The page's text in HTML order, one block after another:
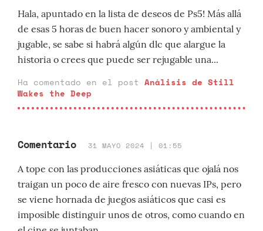
Hala, apuntado en la lista de deseos de Ps5! Más allá
de esas 5 horas de buen hacer sonoro y ambiental y
jugable, se sabe si habrá algún dlc que alargue la
historia o crees que puede ser rejugable una...
Ha comentado en el post Análisis de Still
Wakes the Deep
Comentario 31 MAYO 2024 | 01:55
A tope con las producciones asiáticas que ojalá nos
traigan un poco de aire fresco con nuevas IPs, pero
se viene hornada de juegos asiáticos que casi es
imposible distinguir unos de otros, como cuando en